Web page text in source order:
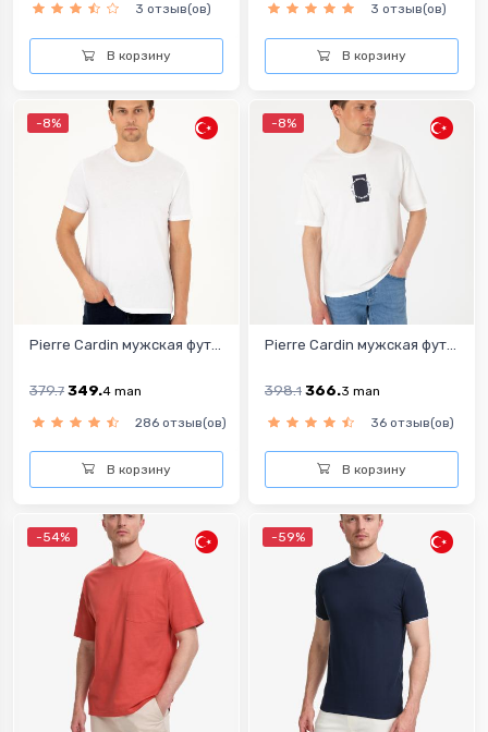
3 отзыв(ов)
В корзину
3 отзыв(ов)
В корзину
-8%
Pierre Cardin мужская фут...
379.7 349.4 man
286 отзыв(ов)
В корзину
-8%
Pierre Cardin мужская фут...
398.1 366.3 man
36 отзыв(ов)
В корзину
-54% -59%